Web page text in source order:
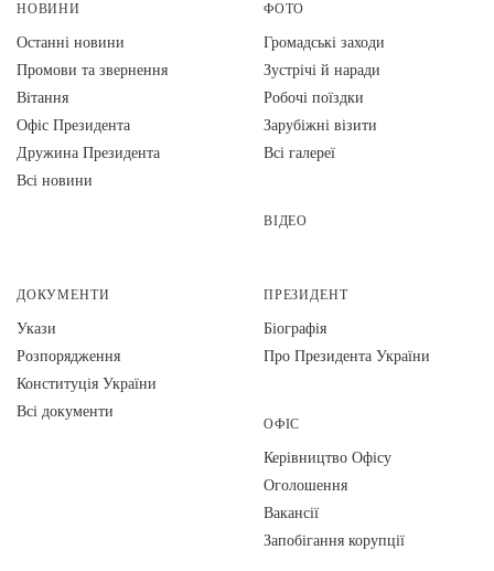
НОВИНИ
Останні новини
Промови та звернення
Вiтання
Офіс Президента
Дружина Президента
Всі новини
ФОТО
Громадські заходи
Зустрічі й наради
Робочі поїздки
Зарубіжні візити
Всі галереї
ВІДЕО
ДОКУМЕНТИ
Укази
Розпорядження
Конституція України
Всі документи
ПРЕЗИДЕНТ
Біографія
Про Президента України
ОФІС
Керівництво Офісу
Оголошення
Вакансії
Запобігання корупції